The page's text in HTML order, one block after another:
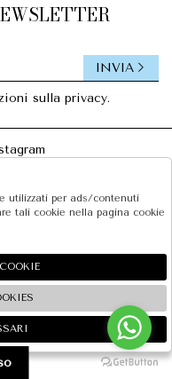
sulla privacy.
INVIA
byAteliersocietàgruppo Zucchetti
utilizzati per ads/contenuti
tali cookie nella pagina cookie